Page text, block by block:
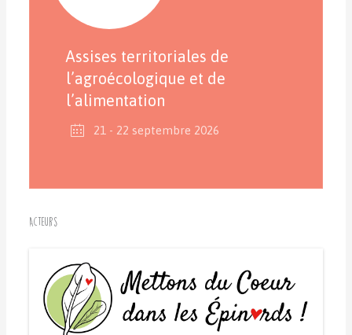
Assises territoriales de
l’agroécologique et de
l’alimentation
21 - 22 septembre 2026
Acteurs